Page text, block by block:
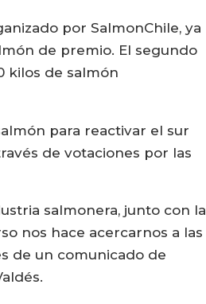
por SalmonChile, ya
de premio. El segundo
kilos de salmón
para reactivar el sur
de votaciones por las
salmonera, junto con la
nos hace acercarnos a las
de un comunicado de